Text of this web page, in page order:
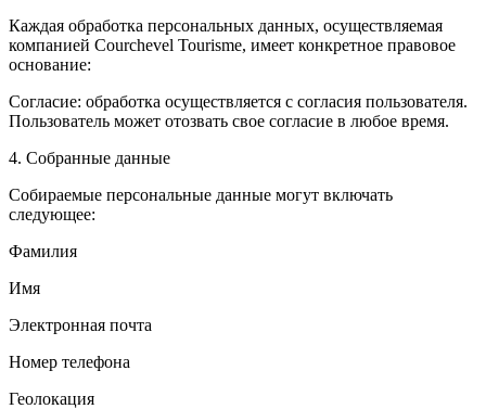
Каждая обработка персональных данных, осуществляемая
компанией Courchevel Tourisme, имеет конкретное правовое
основание:
Согласие: обработка осуществляется с согласия пользователя.
Пользователь может отозвать свое согласие в любое время.
4. Собранные данные
Собираемые персональные данные могут включать
следующее:
Фамилия
Имя
Электронная почта
Номер телефона
Геолокация